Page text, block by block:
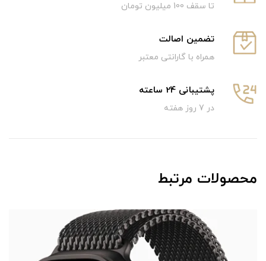
تا سقف 100 میلیون تومان
تضمین اصالت
همراه با گارانتی معتبر
پشتیبانی 24 ساعته
در 7 روز هفته
محصولات مرتبط